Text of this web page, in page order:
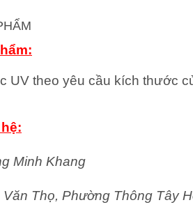
UV theo yêu cầu kích thước
Minh Khang
Thọ, Phường Thông Tây